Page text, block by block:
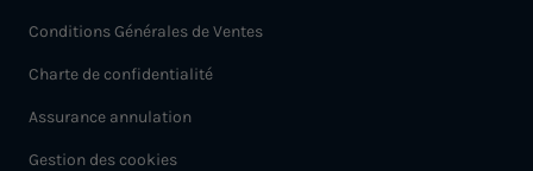
Conditions Générales de Ventes
Charte de confidentialité
Assurance annulation
Gestion des cookies